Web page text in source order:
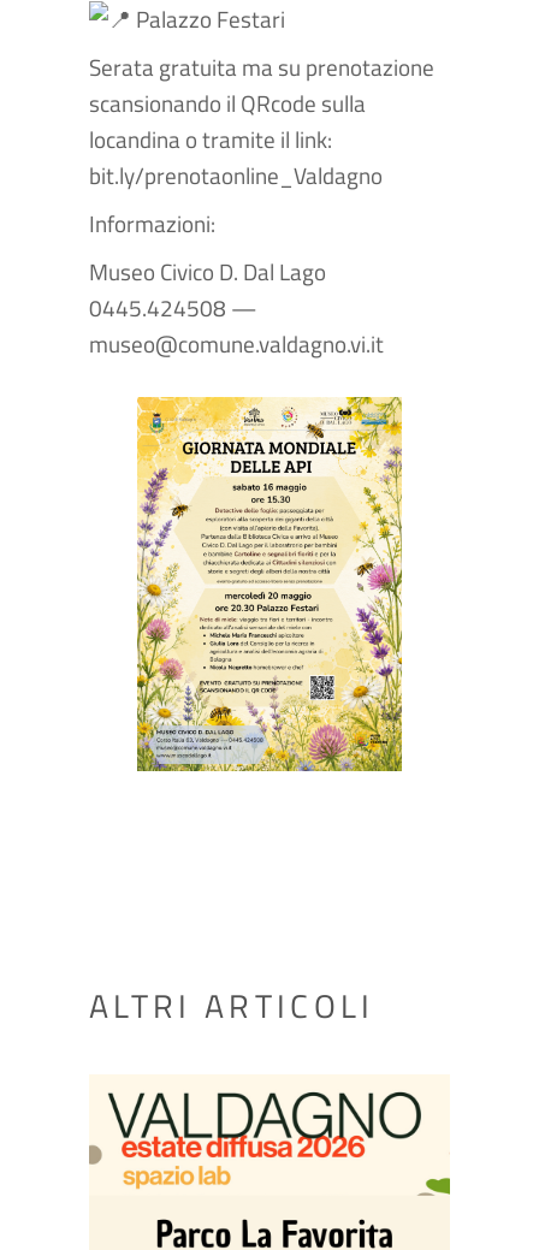
Palazzo Festari
Serata gratuita ma su prenotazione
scansionando il QRcode sulla
locandina o tramite il link:
bit.ly/prenotaonline_Valdagno
Informazioni:
Museo Civico D. Dal Lago
0445.424508 —
museo@comune.valdagno.vi.it
ALTRI ARTICOLI